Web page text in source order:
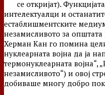
се откријат).
интелектуалци и
естаблишментските
незамисливото за
Херман Кан го помина
нуклеарната војна да ја
термонуклеарната војна“,
незамисливото“) и овој
добиваше многу добро